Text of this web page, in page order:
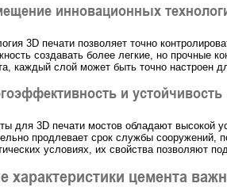
инновационных
3D печати позволяет точно
создавать более легкие, но прочные
каждый слой может быть точно настроен
и
для 3D печати мостов обладают высокой
продлевает срок службы сооружений,
условиях, их свойства позволяют
характеристики цемента